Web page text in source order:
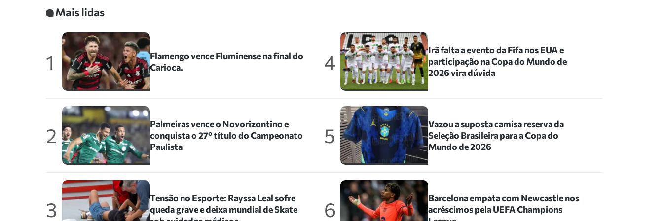
Mais lidas
1
Flamengo vence Fluminense na final do
Carioca.
2
Palmeiras vence o Novorizontino e
conquista o 27º título do Campeonato
Paulista
3
Tensão no Esporte: Rayssa Leal sofre
queda grave e deixa mundial de Skate
4
Irã falta a evento da Fifa nos EUA e
participação na Copa do Mundo de
2026 vira dúvida
5
Vazou a suposta camisa reserva da
Seleção Brasileira para a Copa do
Mundo de 2026
6
Barcelona empata com Newcastle nos
acréscimos pela UEFA Champions